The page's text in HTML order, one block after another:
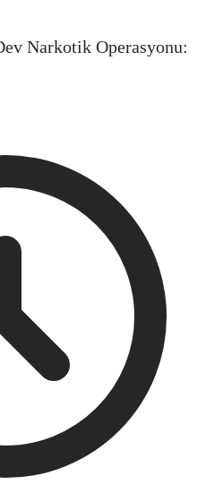
Narkotik Operasyonu: